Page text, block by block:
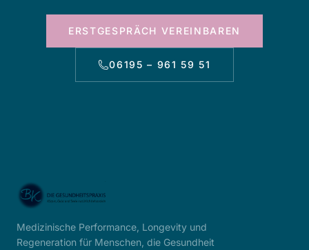
ERSTGESPRÄCH VEREINBAREN
06195 – 961 59 51
Medizinische Performance, Longevity und
Regeneration für Menschen, die Gesundheit